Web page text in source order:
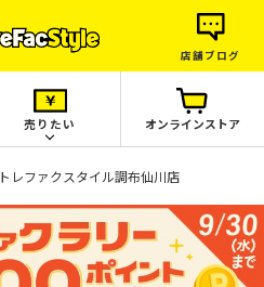
店舗ブログ
売りたい オンラインストア
トレファクスタイル調布仙川店